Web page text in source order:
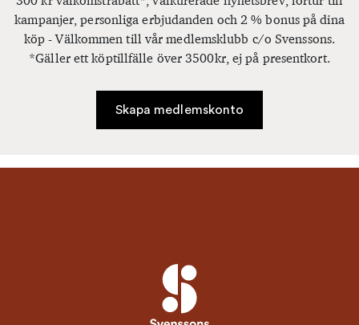
kampanjer, personliga erbjudanden och 2 % bonus på dina
köp - Välkommen till vår medlemsklubb c/o Svenssons.
*Gäller ett köptillfälle över 3500kr, ej på presentkort.
Skapa medlemskonto